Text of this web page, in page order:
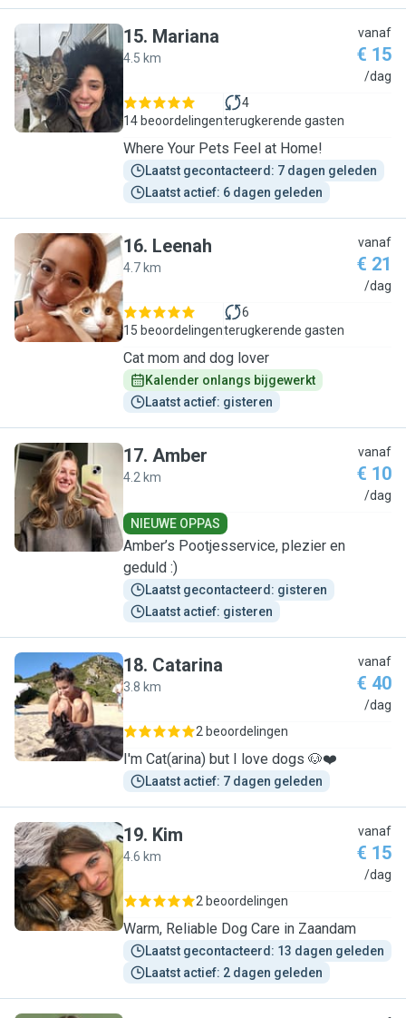
M
15. Mariana
4.5 km
vanaf
€ 15
/dag
14 beoordelingen
4
terugkerende gasten
Where Your Pets Feel at Home!
Laatst gecontacteerd: 7 dagen geleden
Laatst actief: 6 dagen geleden
L
16. Leenah
4.7 km
vanaf
€ 21
/dag
15 beoordelingen
6
terugkerende gasten
Cat mom and dog lover
Kalender onlangs bijgewerkt
Laatst actief: gisteren
A
17. Amber
4.2 km
vanaf
€ 10
/dag
NIEUWE OPPAS
Amber’s Pootjesservice, plezier en
geduld :)
Laatst gecontacteerd: gisteren
Laatst actief: gisteren
C
18. Catarina
3.8 km
vanaf
€ 40
/dag
2 beoordelingen
I'm Cat(arina) but I love dogs 🐶❤️
Laatst actief: 7 dagen geleden
K
19. Kim
4.6 km
vanaf
€ 15
/dag
2 beoordelingen
Warm, Reliable Dog Care in Zaandam
Laatst gecontacteerd: 13 dagen geleden
Laatst actief: 2 dagen geleden